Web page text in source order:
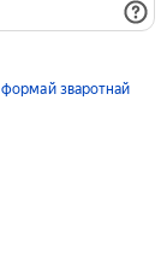
формай зваротнай